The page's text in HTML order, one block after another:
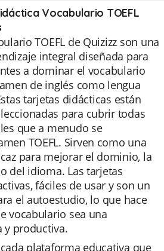
Vocabulario TOEFL
TOEFL de Quizizz son una
integral diseñada para
a dominar el vocabulario
de inglés como lengua
tarjetas didácticas están
para cubrir todas
que a menudo se
TOEFL. Sirven como una
para mejorar el dominio, la
del idioma. Las tarjetas
fáciles de usar y son un
el autoestudio, lo que hace
vocabulario sea una
y productiva.
plataforma educativa que